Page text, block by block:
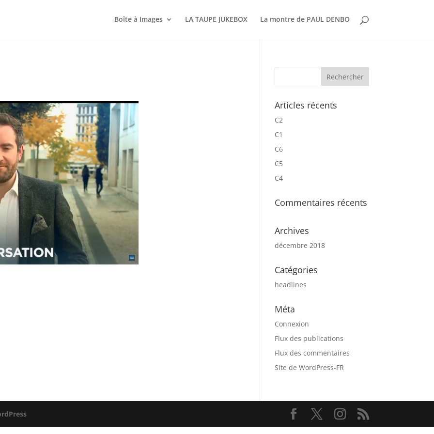
Boîte à Images LA TAUPE JUKEBOX La montre de PAUL DENBO
Articles récents
C2
C1
C6
C5
C4
Commentaires récents
Archives
décembre 2018
Catégories
headlines
Méta
Connexion
Flux des publications
Flux des commentaires
Site de WordPress-FR